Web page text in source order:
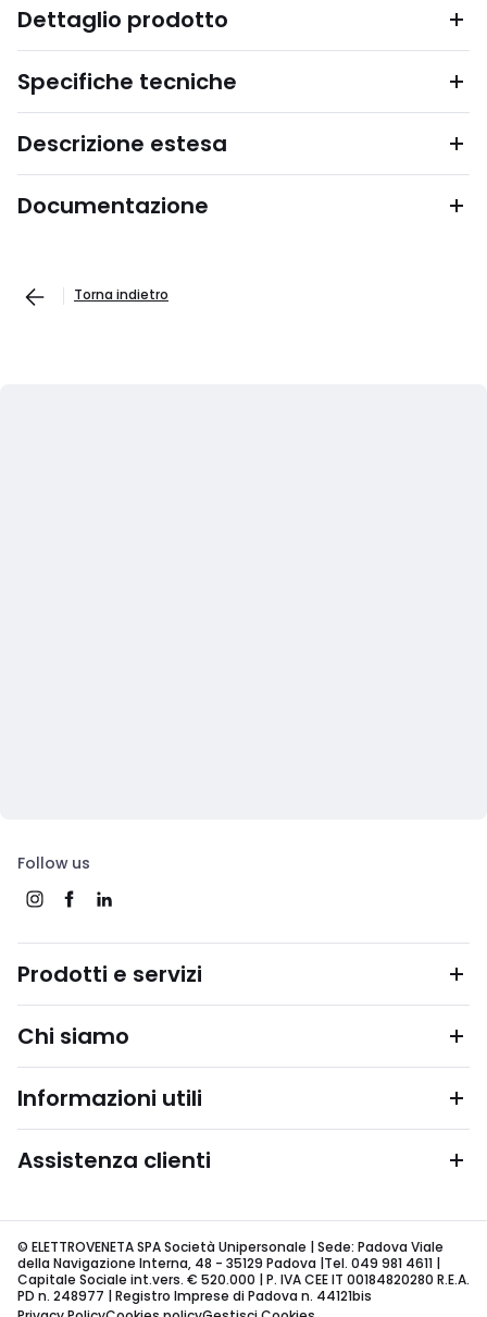
Dettaglio prodotto
Specifiche tecniche
Descrizione estesa
Documentazione
Torna indietro
Follow us
Prodotti e servizi
Chi siamo
Informazioni utili
Assistenza clienti
© ELETTROVENETA SPA Società Unipersonale | Sede: Padova Viale
della Navigazione Interna, 48 - 35129 Padova |Tel. 049 981 4611 |
Capitale Sociale int.vers. € 520.000 | P. IVA CEE IT 00184820280 R.E.A.
PD n. 248977 | Registro Imprese di Padova n. 44121bis